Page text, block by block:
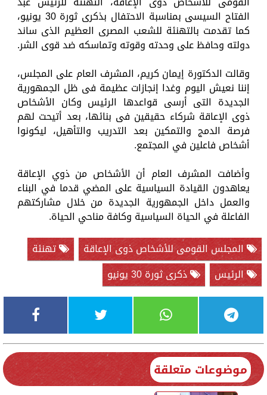
الفتاح السيسى بمناسبة الاحتفال بذكرى ثورة 30 يونيو،
كما تقدمت بالتهنئة للشعب المصرى العظيم الذى ساند
دولته وحافظ على وحدته وقوته وتماسكه ضد قوى الشر.
وقالت الدكتورة إيمان كريم، المشرف العام على المجلس،
إننا نعيش اليوم وغدا إنجازات عظيمة فى ظل الجمهورية
الجديدة التى أرسى قواعدها الرئيس وكان الأشخاص
ذوى الإعاقة شركاء حقيقين فى بنائها، بعد أتيحت لهم
فرصة الدمج والتمكين بعد التدريب والتأهيل، ليكونوا
أشخاص فاعلين في المجتمع.
وأضافت المشرف العام أن الأشخاص من ذوي الإعاقة
يعاهدون القيادة السياسية على المضي قدما في البناء
والعمل داخل الجمهورية الجديدة من خلال مشاركتهم
الفاعلة في الحياة السياسية وكافة مناحي الحياة.
المجلس القومى للأشخاص ذوى الإعاقة
تهنئة
الرئيس
ذكرى ثورة 30 يونيو
موضوعات متعلقة